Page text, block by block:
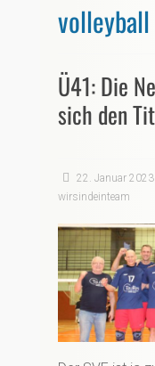
volleyball
Ü41: Die
sich den
22. Januar 2023
wirsindeinteam